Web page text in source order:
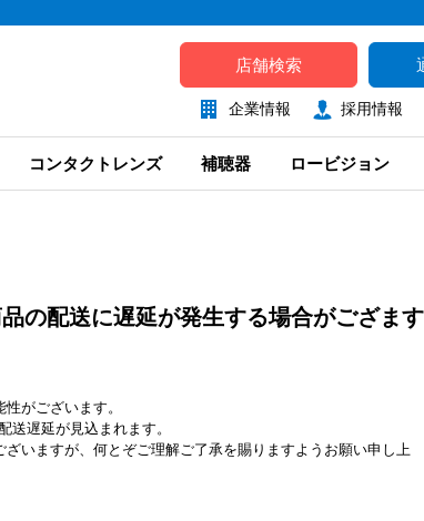
店舗検索
企業情報 採用情報
コンタクトレンズ 補聴器 ロービジョン
の配送に遅延が発生する場合がござます
がございます。
送遅延が見込まれます。
いますが、何とぞご理解ご了承を賜りますようお願い申し上